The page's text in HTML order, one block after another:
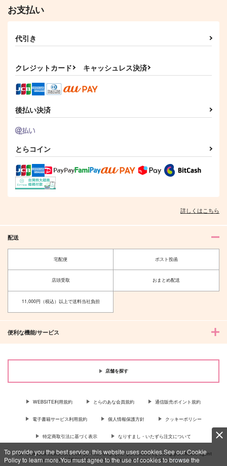
To provide you the best service, this website uses cookies.See our Cookie
Policy to learn more.You must agree to the use of cookies to browse the
お支払い
代引き
クレジットカード キャッシュレス決済
後払い決済
とらコイン
詳しくはこちら
配送
宅配便 ポスト投函
店頭受取 おまとめ配送
11,000円（税込）以上で送料当社負担
便利な機能/サービス
店舗を探す
WEBSITE利用規約 とらのあな会員規約 通信販売ポイント規約
電子書籍サービス利用規約 個人情報保護方針 クッキーポリシー
特定商取引法に基づく表示 なりすまし・いたずら注文について
For Overseas customer, now you can ship your purchases by using purchases agent
services “AOCS”! Click {more…} for more information …more